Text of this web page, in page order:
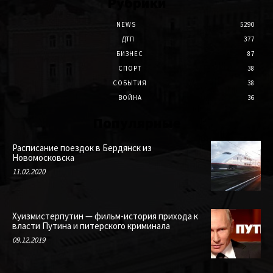
NEWS
5290
ДТП
377
БИЗНЕС
87
СПОРТ
38
СОБЫТИЯ
38
ВОЙНА
36
Расписание поездок в Бердянск из
Новомосковска
11.02.2020
Хуизмистерпутин — фильм-история прихода к
власти Путина и питерского криминала
09.12.2019